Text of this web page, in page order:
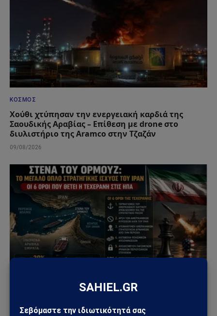
ΚΌΣΜΟΣ
Χούθι χτύπησαν την ενεργειακή καρδιά της
Σαουδικής Αραβίας – Επίθεση με drone στο
διυλιστήριο της Aramco στην Τζαζάν
09/08/2026
ισχύος του Ιράν – Οι 6 όροι που θέτει η Τεχεράνη